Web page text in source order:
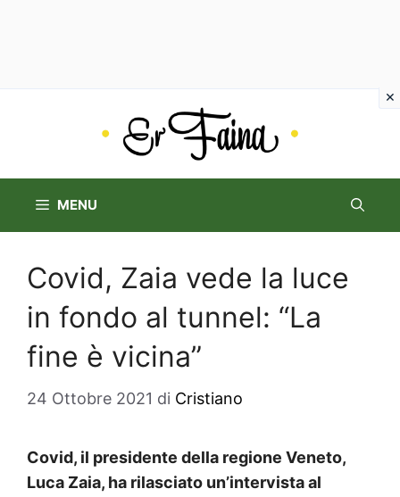
MENU
Covid, Zaia vede la luce
in fondo al tunnel: “La
fine è vicina”
24 Ottobre 2021 di Cristiano
Covid, il presidente della regione Veneto,
Luca Zaia, ha rilasciato un’intervista al